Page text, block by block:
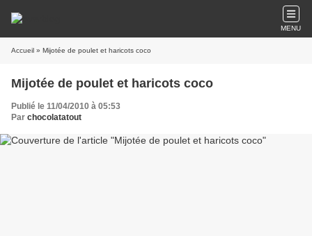
MENU
Accueil » Mijotée de poulet et haricots coco
Mijotée de poulet et haricots coco
Publié le 11/04/2010 à 05:53
Par chocolatatout